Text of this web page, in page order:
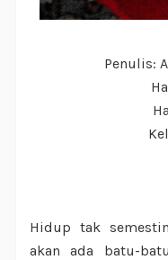
Penulis:
Hidup tak
akan ada batu-